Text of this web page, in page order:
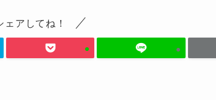
アしてね！